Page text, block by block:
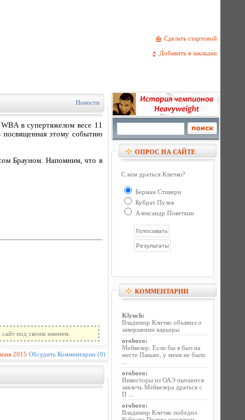
Сделать стартовой
Добавить в закладки
Новости
в супертяжелом весе 11
посвященная этому событию
Брауном. Напомним, что в
сайт под своим именем.
2015 Обсудить Комментарии (0)
ОПРОС НА САЙТЕ
С кем драться Кличко?
Берман Стиверн
Кубрат Пулев
Александр Поветкин
КОММЕНТАРИИ
Klyuch:
Владимир Кличко объявил о
завершении карьеры
oroboro:
Мейвезер: Если бы я был на
месте Пакьяо, у меня не было
oroboro:
Инвесторы из ОАЭ пытаются
завлечь Мейвезера драться с
П ...
oroboro:
Владимир Кличко победил